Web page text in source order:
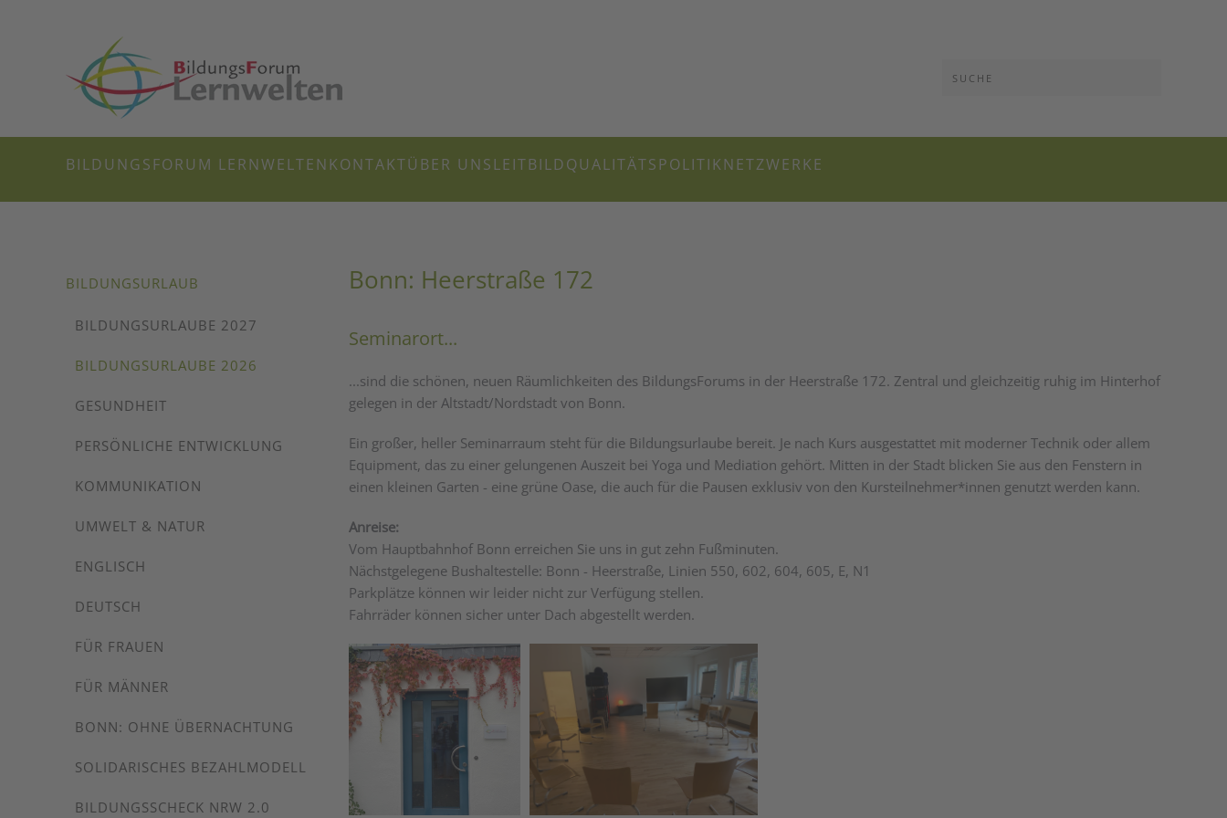
Zum Hauptinhalt springen
BILDUNGSFORUM LERNWELTENKONTAKTÜBER UNSLEITBILDQUALITÄTSPOLITIKNETZWERKE
Bonn: Heerstraße 172
Seminarort...
...sind die schönen, neuen Räumlichkeiten des BildungsForums in der Heerstraße 172. Zentral und gleichzeitig ruhig im Hinterhof
gelegen in der Altstadt/Nordstadt von Bonn.
Ein großer, heller Seminarraum steht für die Bildungsurlaube bereit. Je nach Kurs ausgestattet mit moderner Technik oder allem
Equipment, das zu einer gelungenen Auszeit bei Yoga und Mediation gehört. Mitten in der Stadt blicken Sie aus den Fenstern in
einen kleinen Garten - eine grüne Oase, die auch für die Pausen exklusiv von den Kursteilnehmer*innen genutzt werden kann.
Anreise:
Vom Hauptbahnhof Bonn erreichen Sie uns in gut zehn Fußminuten.
Nächstgelegene Bushaltestelle: Bonn - Heerstraße, Linien 550, 602, 604, 605, E, N1
Parkplätze können wir leider nicht zur Verfügung stellen.
Fahrräder können sicher unter Dach abgestellt werden.
BILDUNGSURLAUB
BILDUNGSURLAUBE 2027
BILDUNGSURLAUBE 2026
GESUNDHEIT
PERSÖNLICHE ENTWICKLUNG
KOMMUNIKATION
UMWELT & NATUR
ENGLISCH
DEUTSCH
FÜR FRAUEN
FÜR MÄNNER
BONN: OHNE ÜBERNACHTUNG
SOLIDARISCHES BEZAHLMODELL
BILDUNGSSCHECK NRW 2.0